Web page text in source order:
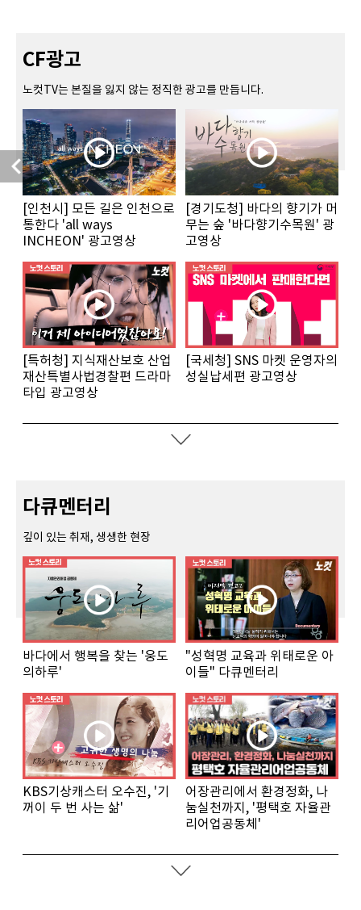
CF광고
노컷TV는 본질을 잃지 않는 정직한 광고를 만듭니다.
[인천시] 모든 길은 인천으로
통한다 'all ways
INCHEON' 광고영상
[경기도청] 바다의 향기가 머
무는 숲 '바다향기수목원' 광
고영상
[특허청] 지식재산보호 산업
재산특별사법경찰편 드라마
타입 광고영상
[국세청] SNS 마켓 운영자의
성실납세편 광고영상
다큐멘터리
깊이 있는 취재, 생생한 현장
바다에서 행복을 찾는 '웅도
의하루'
"성혁명 교육과 위태로운 아
이들" 다큐멘터리
KBS기상캐스터 오수진, '기
꺼이 두 번 사는 삶'
어장관리에서 환경정화, 나
눔실천까지, '평택호 자율관
리어업공동체'
이전